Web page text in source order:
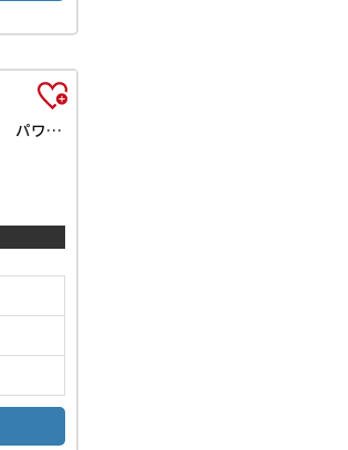
X ナビ TV キーレスエントリー アイドリングストップ 電動格納ミラー CVT 盗難防止システム ABS CD アルミホイール 衝突安全ボディ エアコン パワーステアリング パワーウィンドウ